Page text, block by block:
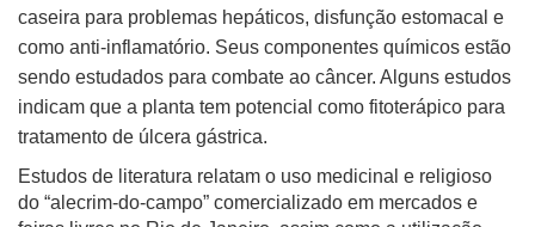
caseira para problemas hepáticos, disfunção estomacal e
como anti-inflamatório. Seus componentes químicos estão
sendo estudados para combate ao câncer. Alguns estudos
indicam que a planta tem potencial como fitoterápico para
tratamento de úlcera gástrica.
Estudos de literatura relatam o uso medicinal e religioso
do “alecrim-do-campo” comercializado em mercados e